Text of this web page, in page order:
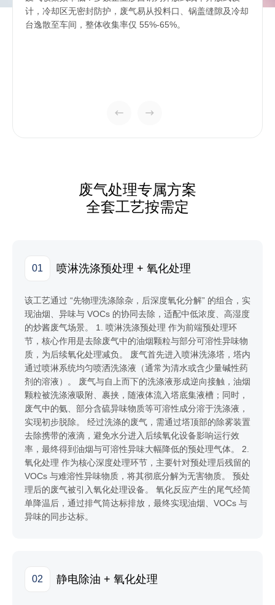
计，冷却区无密封防护，废气易从投料口、锅盖缝隙及冷却
台逸散至车间，整体收集率仅 55%-65%。
废气处理专属方案
全套工艺按需定
01 喷淋洗涤预处理 + 氧化处理
该工艺通过 “先物理洗涤除杂，后深度氧化分解” 的组合，实
现油烟、异味与 VOCs 的协同去除，适配中低浓度、高湿度
的炒酱废气场景。 1. 喷淋洗涤预处理 作为前端预处理环
节，核心作用是去除废气中的油烟颗粒与部分可溶性异味物
质，为后续氧化处理减负。 废气首先进入喷淋洗涤塔，塔内
通过喷淋系统均匀喷洒洗涤液（通常为清水或含少量碱性药
剂的溶液）。 废气与自上而下的洗涤液形成逆向接触，油烟
颗粒被洗涤液吸附、裹挟，随液体流入塔底集液槽；同时，
废气中的氨、部分含硫异味物质等可溶性成分溶于洗涤液，
实现初步脱除。 经过洗涤的废气，需通过塔顶部的除雾装置
去除携带的液滴，避免水分进入后续氧化设备影响运行效
率，最终得到油烟与可溶性异味大幅降低的预处理气体。 2.
氧化处理 作为核心深度处理环节，主要针对预处理后残留的
VOCs 与难溶性异味物质，将其彻底分解为无害物质。 预处
理后的废气被引入氧化处理设备。 氧化反应产生的尾气经简
单降温后，通过排气筒达标排放，最终实现油烟、VOCs 与
异味的同步达标。
02 静电除油 + 氧化处理